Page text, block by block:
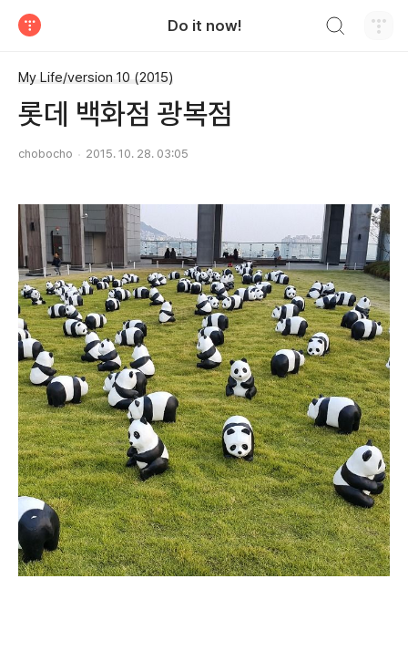
Do it now!
My Life/version 10 (2015)
롯데 백화점 광복점
chobocho 2015. 10. 28. 03:05